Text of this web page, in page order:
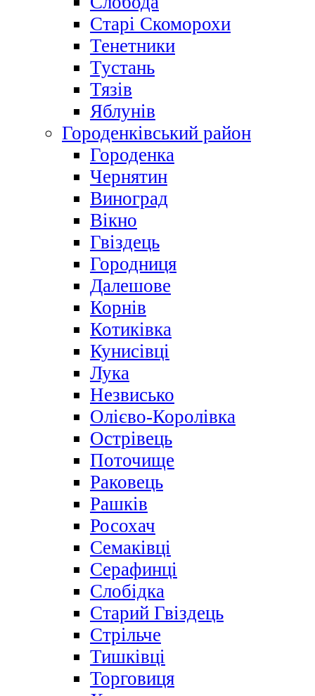
Старі Скоморохи
Тенетники
Тустань
Тязів
Яблунів
Городенківський район
Городенка
Чернятин
Виноград
Вікно
Гвіздець
Городниця
Далешове
Корнів
Котиківка
Кунисівці
Лука
Незвисько
Олієво-Королівка
Острівець
Поточище
Раковець
Рашків
Росохач
Семаківці
Серафинці
Слобідка
Старий Гвіздець
Стрільче
Тишківці
Торговиця